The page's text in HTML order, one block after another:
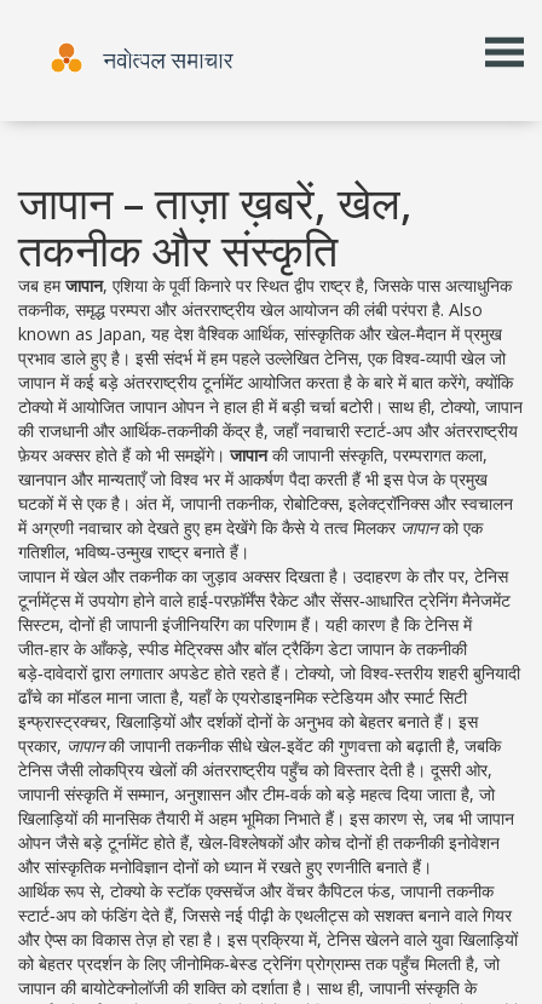
जापान – ताज़ा ख़बरें, खेल,
तकनीक और संस्कृति
जब हमजापान, एशिया के पूर्वी किनारे पर स्थित द्वीप राष्ट्र है, जिसके पास अत्याधुनिक
तकनीक, समृद्ध परम्परा और अंतरराष्ट्रीय खेल आयोजन की लंबी परंपरा है. Also
known as Japan, यह देश वैश्विक आर्थिक, सांस्कृतिक और खेल‑मैदान में प्रमुख
प्रभाव डाले हुए है । इसी संदर्भ में हम पहले उल्लेखित टेनिस, एक विश्व‑व्यापी खेल जो
जापान में कई बड़े अंतरराष्ट्रीय टूर्नामेंट आयोजित करता है के बारे में बात करेंगे, क्योंकि
टोक्यो में आयोजित जापान ओपन ने हाल ही में बड़ी चर्चा बटोरी। साथ ही, टोक्यो, जापान
की राजधानी और आर्थिक‑तकनीकी केंद्र है, जहाँ नवाचारी स्टार्ट‑अप और अंतरराष्ट्रीय
फ़ेयर अक्सर होते हैंको भी समझेंगे।जापानकीजापानी संस्कृति, परम्परागत कला,
खानपान और मान्यताएँ जो विश्व भर में आकर्षण पैदा करती हैंभी इस पेज के प्रमुख
घटकों में से एक है। अंत में, जापानी तकनीक, रोबोटिक्स, इलेक्ट्रॉनिक्स और स्वचालन
में अग्रणी नवाचारको देखते हुए हम देखेंगे कि कैसे ये तत्व मिलकर जापानको एक
गतिशील, भविष्य‑उन्मुख राष्ट्र बनाते हैं।
जापान में खेल और तकनीक का जुड़ाव अक्सर दिखता है। उदाहरण के तौर पर, टेनिस
टूर्नामेंट्स में उपयोग होने वाले हाई‑परफ़ॉर्मेंस रैकेट और सेंसर‑आधारित ट्रेनिंग मैनेजमेंट
सिस्टम, दोनों ही जापानी इंजीनियरिंग का परिणाम हैं। यही कारण है किटेनिसमें
जीत‑हार के आँकड़े, स्पीड मेट्रिक्स और बॉल ट्रैकिंग डेटा जापान के तकनीकी
बड़े‑दावेदारों द्वारा लगातार अपडेट होते रहते हैं। टोक्यो, जो विश्व‑स्तरीय शहरी बुनियादी
ढाँचे का मॉडल माना जाता है, यहाँ के एयरोडाइनमिक स्टेडियम और स्मार्ट सिटी
इन्फ्रास्ट्रक्चर, खिलाड़ियों और दर्शकों दोनों के अनुभव को बेहतर बनाते हैं। इस
प्रकार, जापानकीजापानी तकनीकसीधे खेल‑इवेंट की गुणवत्ता को बढ़ाती है, जबकि
टेनिस जैसी लोकप्रिय खेलों की अंतरराष्ट्रीय पहुँच को विस्तार देती है। दूसरी ओर,
जापानी संस्कृति में सम्मान, अनुशासन और टीम‑वर्क को बड़े महत्व दिया जाता है, जो
खिलाड़ियों की मानसिक तैयारी में अहम भूमिका निभाते हैं। इस कारण से, जब भी जापान
ओपन जैसे बड़े टूर्नामेंट होते हैं, खेल‑विश्लेषकों और कोच दोनों ही तकनीकी इनोवेशन
और सांस्कृतिक मनोविज्ञान दोनों को ध्यान में रखते हुए रणनीति बनाते हैं।
आर्थिक रूप से, टोक्यो के स्टॉक एक्सचेंज और वेंचर कैपिटल फंड, जापानी तकनीक
स्टार्ट‑अप को फंडिंग देते हैं, जिससे नई पीढ़ी के एथलीट्स को सशक्त बनाने वाले गियर
और ऐप्स का विकास तेज़ हो रहा है। इस प्रक्रिया में, टेनिस खेलने वाले युवा खिलाड़ियों
को बेहतर प्रदर्शन के लिए जीनोमिक‑बेस्ड ट्रेनिंग प्रोग्राम्स तक पहुँच मिलती है, जो
जापान की बायोटेक्नोलॉजी की शक्ति को दर्शाता है। साथ ही, जापानी संस्कृति के